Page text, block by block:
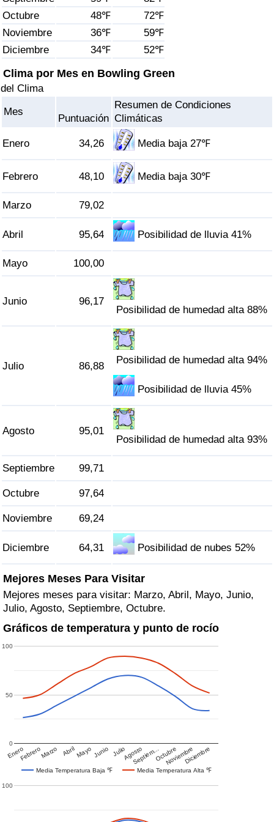
Octubre
48℉
72℉
Noviembre
36℉
59℉
Diciembre
34℉ 52℉
Clima por Mes en Bowling Green
del Clima
Mes
Puntuación
Resumen de Condiciones
Climáticas
Enero 34,26 Media baja 27℉
Febrero 48,10 Media baja 30℉
Marzo 79,02
Abril 95,64 Posibilidad de lluvia 41%
Mayo 100,00
Junio 96,17
Posibilidad de humedad alta 88%
Julio 86,88
Posibilidad de humedad alta 94%
Posibilidad de lluvia 45%
Agosto 95,01
Posibilidad de humedad alta 93%
Septiembre 99,71
Octubre 97,64
Noviembre 69,24
Diciembre 64,31 Posibilidad de nubes 52%
Mejores Meses Para Visitar
Mejores meses para visitar: Marzo, Abril, Mayo, Junio,
Julio, Agosto, Septiembre, Octubre.
Gráficos de temperatura y punto de rocío
Media Temperatura Baja ℉ Media Temperatura Alta ℉
EneroFebreroMarzo AbrilMayo Junio JulioAgosto
Septiem…OctubreNoviembreDiciembre
0
50
100
100
Índice de criminalidad por país
Sanidad
Índice de Sanidad (Actual)
Índice de Sanidad por País
Índice de contaminación
Índice de Tráfico (Actual)
Índice de Tráfico por País